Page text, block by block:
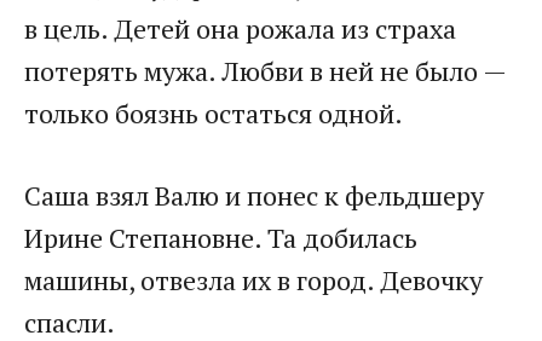
в цель. Детей она рожала из страха
потерять мужа. Любви в ней не было —
только боязнь остаться одной.
Саша взял Валю и понес к фельдшеру
Ирине Степановне. Та добилась
машины, отвезла их в город. Девочку
спасли.